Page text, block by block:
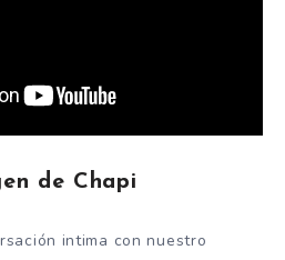
de Chapi
intima con nuestro